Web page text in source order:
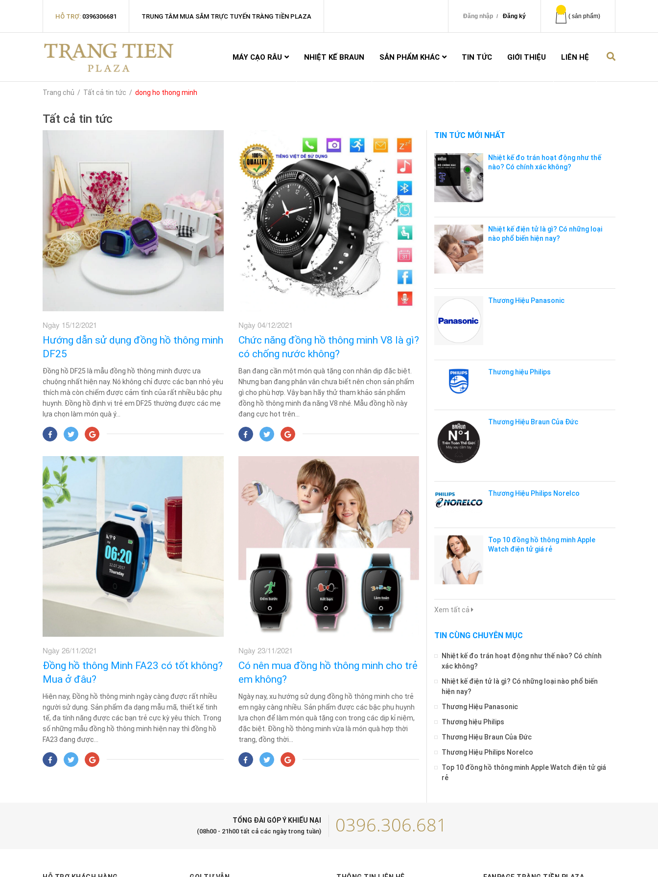
HỖ TRỢ: 0396306681 TRUNG TÂM MUA SẮM TRỰC TUYẾN TRÀNG TIỀN PLAZA ( sản phẩm)
Đăng nhập Đăng ký
MÁY CẠO RÂU NHIỆT KẾ BRAUN SẢN PHẨM KHÁC TIN TỨC GIỚI THIỆU LIÊN HỆ
Trang chủ / Tất cả tin tức / dong ho thong minh
Tất cả tin tức
Ngày 15/12/2021
Hướng dẫn sử dụng đồng hồ thông minh
DF25
Đồng hồ DF25 là mẫu đồng hồ thông minh được ưa
chuộng nhất hiện nay. Nó không chỉ được các bạn nhỏ yêu
thích mà còn chiếm được cảm tình của rất nhiều bậc phụ
huynh. Đồng hồ định vị trẻ em DF25 thường được các mẹ
lựa chọn làm món quà ý...
Ngày 04/12/2021
Chức năng đồng hồ thông minh V8 là gì?
có chống nước không?
Bạn đang cần một món quà tặng con nhân dịp đặc biệt.
Nhưng bạn đang phân vân chưa biết nên chọn sản phẩm
gì cho phù hợp. Vậy bạn hãy thử tham khảo sản phẩm
đồng hồ thông minh đa năng V8 nhé. Mẫu đồng hồ này
đang cực hot trên...
Ngày 26/11/2021
Đồng hồ thông Minh FA23 có tốt không?
Mua ở đâu?
Hiện nay, Đồng hồ thông minh ngày càng được rất nhiều
người sử dụng. Sản phẩm đa dạng mẫu mã, thiết kế tinh
tế, đa tính năng được các bạn trẻ cực kỳ yêu thích. Trong
số những mẫu đồng hồ thông minh hiện nay thì đồng hồ
FA23 đang được...
Ngày 23/11/2021
Có nên mua đồng hồ thông minh cho trẻ
em không?
Ngày nay, xu hướng sử dụng đồng hồ thông minh cho trẻ
em ngày càng nhiều. Sản phẩm được các bậc phụ huynh
lựa chọn để làm món quà tặng con trong các dịp kỉ niệm,
đặc biệt. Đồng hồ thông minh vừa là món quà hợp thời
trang, đồng thời...
TIN TỨC MỚI NHẤT
Nhiệt kế đo trán hoạt động như thế
nào? Có chính xác không?
Nhiệt kế điện tử là gì? Có những loại
nào phổ biến hiện nay?
Thương Hiệu Panasonic
Thương hiệu Philips
Thương Hiệu Braun Của Đức
Thương Hiệu Philips Norelco
Top 10 đồng hồ thông minh Apple
Watch điện tử giá rẻ
Xem tất cả
TIN CÙNG CHUYÊN MỤC
Nhiệt kế đo trán hoạt động như thế nào? Có chính
xác không?
Nhiệt kế điện tử là gì? Có những loại nào phổ biến
hiện nay?
Thương Hiệu Panasonic
Thương hiệu Philips
Thương Hiệu Braun Của Đức
Thương Hiệu Philips Norelco
Top 10 đồng hồ thông minh Apple Watch điện tử giá
rẻ
TỔNG ĐÀI GÓP Ý KHIẾU NẠI
(08h00 - 21h00 tất cả các ngày trong tuần) 0396.306.681